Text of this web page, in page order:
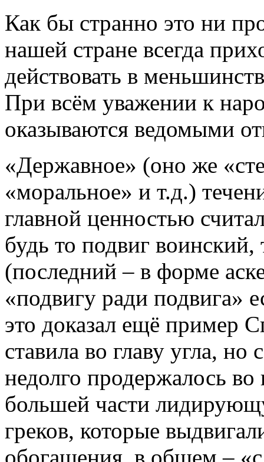
Как бы странно это ни
нашей стране всегда
действовать в
При всём уважении к
оказываются ведомыми
«Державное» (оно же
«моральное» и т.д.)
главной ценностью
будь то подвиг
(последний – в форме
«подвигу ради подвига»
это доказал ещё пример
ставила во главу угла, но
недолго продержалось во
большей части
греков, которые
обогащения, в общем –